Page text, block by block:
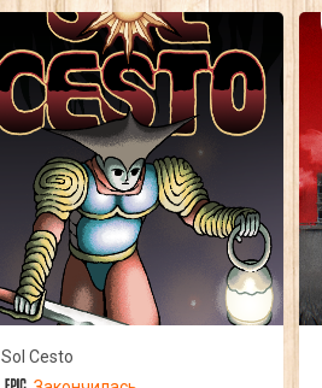
Sol Cesto